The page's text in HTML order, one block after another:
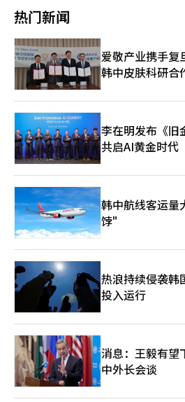
代，推动文明发展的依然是能源，而这
技术圈和以中国为中心的技术圈。 韩国
是全球最强的内存半导体国家之一，但
国的先进半导体监管，但也无法放弃中
终，韩国不仅要成为简单的生产基地，
国家。必须超越以内存为中心的结构，
件、电力半导体和先进封装等领域的竞
被美中任何一方单方面左右的战略外
清晰地展示了这一点。世界霸权的中心
体。而这场静默战争已经开始。 ※ 本
翻译与编辑。
确定性的固化’。也就是说，危机不是
的。在这样的环境下，单纯的经济应对
统的恢复弹性。中东风险等地缘政治冲
先通过油价上涨刺激物价。随后，物价
从而抑制企业投资和家庭消费。同时，
不安也会扩大。韩国对能源进口的依赖
因此对这些冲击反应更加敏感。最终，
不是单一政策。您最近强调的‘经济安
要？= 经济安全意味着经济实力成为国
去，军事力量是中心，但现在半导体、
为国家竞争力的核心。如果供应链动摇
直接影响。因此，需要一个综合管理
策的控制塔。这不是短期应对，而是中
经济应如何超越追赶型模型？= 核心
变。过去集中投资于特定产业的方式有
生态系统基础的增长变得重要。尤其是
创新的中心。政府应支持数据和人工智
以激活企业生态系统。最终，创新不
个生态系统共同创造。您如何评价房地
= 资金从房地产流向股市是积极的结构
移，而是资产配置结构正在发生变化的
已进入成熟阶段。然而，过度的杠杆
投资是重要的。如果用一句话总结未来
您会怎么说？= 我想说是‘信任的经济
竞争，而是方向的竞争。过去那种快速
重要的是能够实现可持续创新的社会共
性、制度的稳定性，以及市场与政府之
长期增长。韩国经济已经取得了巨大的
没有立即宣布具体成果。然而，会议上
朗普总统同行的特斯拉首席执行官伊隆
蒂姆·库克、英伟达首席执行官黄仁勋
会面。 特朗普总统表示，"此次访华代表团由美国伟大的企业家组
成，他们都尊重中国，并期待扩大合作。" 习主席也表示，"
深度参与。"他还表示，"中国欢迎美国
作。" 新华社报道称，美国企业家们也高度评价中国市场的重要
性，并表达了在中国扩大业务和加强合作的意愿
报》报道，马斯克首席执行官会后表示
在发生。"黄仁勋首席执行官则表示，"
席和特朗普总统都令人难以置信。"蒂
提问时则用"竖起大拇指"来回应。 华丽
海会晤备受关注 然而，在会谈结束后，两国并未公开最初提到的
中美贸易委员会及投资委员会的成立、
机、能源的采购、延长贸易休战及降低关
伊朗战争和朝核问题等主要安全议题上
题进行了意见交换。" 尽管首日的领导人会谈充满华丽的活动和象
征性的场面，但具体成果却显得有限。 会谈结束后，特朗普总统
与习主席一同在北京天坛公园散步。两
午1点开始，约30分钟在公园内交谈。 当晚，在人民大会堂举行的
国宾晚宴上，习主席、李克强总理、赵
长、王沪宁全国政协主席、蔡奇中央政
记、丁薛祥副总理等中共权力序列前七
日，习主席将邀请特朗普总统前往"中
歇和午餐会晤。
器人，成为中小企业的实际解决方案。 斗山的竞争力源于其“现
域。尤其是上个月29日，斗山机器人与
能”合作的消息引起了市场的广泛关注。 双方正在结合斗山
器人操作系统与英伟达的人工智能基础
别工作环境并优化路径的“智能协作机器人”。 实际
显现。斗山机器人已与光进集团达成
超过100台制造用机器人解决方案。其
率降至“0”的业绩，促成了大规模订
高价自动化设备的中小制造企业而言
择。 “精彩视频”能否变现……商业化与劳动间隙的难题 然而，
两家公司并非只有光明的未来。现代汽
仅是“精彩视频”，更是“能赚钱的产
顿动力管理层的更换就引发了分析，认
术展示型研究转向商业化和盈利。 此外，制造现场与劳动者之间
的间隙也是一大难题。如何消除机器人
忧，将决定技术引入的速度。 斗山面临着“盈利改善”的现实挑
录得121亿韩元的营业损失。 尽管市场在扩大，但全球价格竞争愈
发激烈，客户定制解决方案带来的成本
硬件销售之外，建立应用和维护等服务领域
密度第一的韩国……需超越“量的扩张”
国际机器人联盟（IFR）发布的《2025
是全球每万名员工拥有1220台机器人
一。 如今，机器人已成为生存问题，而非选择。政府也通过“人
工智能机器人M.AX联盟”致力于成为
核心部件的内在化和法规的改善。 最终，现代汽车与斗山的竞争
不仅是技术的优劣之争，更是“产业哲
祭天祈求国泰民安的圣地。晚间还举行了国宾晚
坛公园作为此次会谈的场所之一，绝非
地，更是中国文明正统性与天命的象征
认“天命”，这也反映出中国自我认知
而非仅仅是一个现代民族国家。 在雨中的天坛石径上，特朗普与
习近平并肩而行的画面尤为象征性。
而在台湾问题上则显得格外谨慎。这短
前面临的复杂现实。 美国依然是全球最强国，但已无法像过去那
样同时掌控所有战线。乌克兰战争持续
级。美国内部则面临财政赤字、高利率
化等问题。在人工智能与半导体的竞争
但也不得不承认，没有中国，全球供应链
同样面临挑战。房地产市场低迷、地方
业国家，并在稀土、电池、太阳能和电
位。此次会谈中，中国试图向世界展
文明国家”的形象。 天坛公园的重要性正是在于此。美国是一个
仅有250多年历史的年轻帝国，而中国
者。习近平主席邀请特朗普到天坛，
世界传达“中国不是一个短暂存在的国
学和秩序的文明”的强烈信号。 此次会谈的核心议题可归纳为六
个方面。 首先是关税与贸易问题。特朗普总统考虑到美国农民和
制造业工人的选票，强烈要求扩大对中
美国大豆、谷物和肉类的购买。中国在
美国市场的稳定。最终，两国在冲突中又互为
体与人工智能问题。美国限制高端人工
以遏制中国的技术崛起。然而，中国也
产化。这场斗争不仅是技术竞争，更关
第三是稀土与供应链问题。近期，中国
段，因其在电动车、半导体和军工产业
热门新闻
爱敬产业携手复
韩中皮肤科研合
李在明发布《旧
共启AI黄金时代
韩中航线客运量
饽"
热浪持续侵袭韩
投入运行
消息：王毅有望
中外长会谈